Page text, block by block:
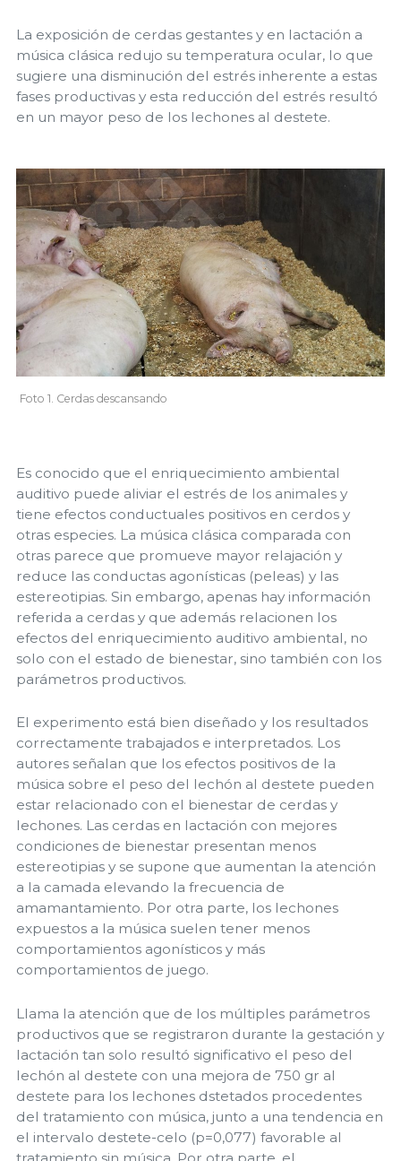
La exposición de cerdas gestantes y en lactación a
música clásica redujo su temperatura ocular, lo que
sugiere una disminución del estrés inherente a estas
fases productivas y esta reducción del estrés resultó
en un mayor peso de los lechones al destete.
Foto 1. Cerdas descansando
Es conocido que el enriquecimiento ambiental
auditivo puede aliviar el estrés de los animales y
tiene efectos conductuales positivos en cerdos y
otras especies. La música clásica comparada con
otras parece que promueve mayor relajación y
reduce las conductas agonísticas (peleas) y las
estereotipias. Sin embargo, apenas hay información
referida a cerdas y que además relacionen los
efectos del enriquecimiento auditivo ambiental, no
solo con el estado de bienestar, sino también con los
parámetros productivos.
El experimento está bien diseñado y los resultados
correctamente trabajados e interpretados. Los
autores señalan que los efectos positivos de la
música sobre el peso del lechón al destete pueden
estar relacionado con el bienestar de cerdas y
lechones. Las cerdas en lactación con mejores
condiciones de bienestar presentan menos
estereotipias y se supone que aumentan la atención
a la camada elevando la frecuencia de
amamantamiento. Por otra parte, los lechones
expuestos a la música suelen tener menos
comportamientos agonísticos y más
comportamientos de juego.
Llama la atención que de los múltiples parámetros
productivos que se registraron durante la gestación y
lactación tan solo resultó significativo el peso del
lechón al destete con una mejora de 750 gr al
destete para los lechones dstetados procedentes
del tratamiento con música, junto a una tendencia en
el intervalo destete-celo (p=0,077) favorable al
tratamiento sin música. Por otra parte, el